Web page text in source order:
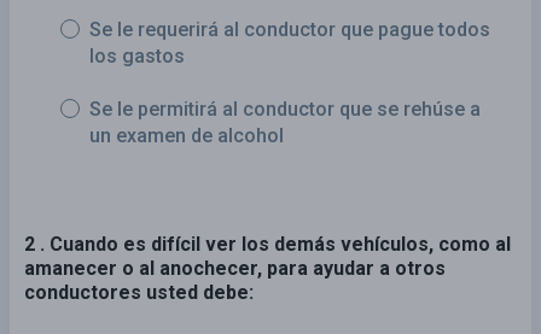
Se le requerirá al conductor que pague todos
los gastos
Se le permitirá al conductor que se rehúse a
un examen de alcohol
2 . Cuando es difícil ver los demás vehículos, como al
amanecer o al anochecer, para ayudar a otros
conductores usted debe: